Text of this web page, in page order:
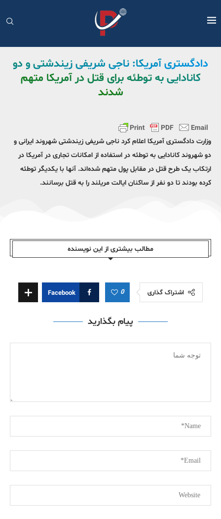
دادگستری آمریکا: ناجی شریفی زیندشتی و دو
کانادایی به توطئه برای قتل در آمریکا متهم
شدند
وزارت دادگستری آمریکا اعلام کرد ناجی شریفی زیندشتی شهروند ایرانی و
دو شهروند کانادایی به توطئه در استفاده از امکانات تجاری در آمریکا در
ارتکاب یک طرح قتل در مقابل پول متهم شده‌اند. آنها با یکدیگر توطئه
کرده بودند تا دو نفر از ساکنان ایالت مریلند را به قتل برسانند.
مطالب بیشتری از این نویسندە
اشتراک گذاری 0
Facebook
پیام بگذارید